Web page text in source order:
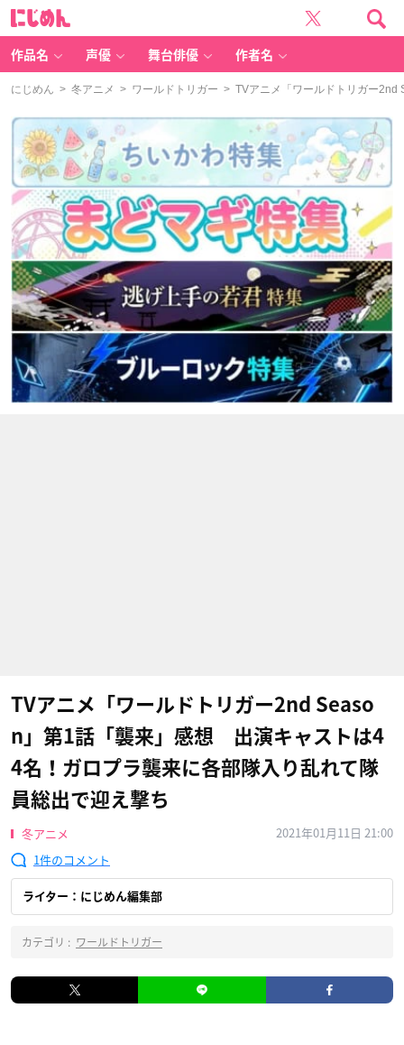
作品名 声優 舞台俳優 作者名
にじめん > 冬アニメ > ワールドトリガー > TVアニメ「ワールドトリガー2nd
TVアニメ「ワールドトリガー2nd Seaso
n」第1話「襲来」感想 出演キャストは4
4名！ガロプラ襲来に各部隊入り乱れて隊
員総出で迎え撃ち
冬アニメ
2021年01月11日 21:00
1
ライター：にじめん編集部
カテゴリ : ワールドトリガー